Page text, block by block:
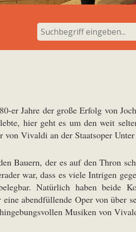
er Jahre der große Erfolg von
hier geht es um den weit
Vivaldi an der Staatsoper
Bauern, der es auf den Thron
war, dass es viele Intrigen
Natürlich haben beide
abendfüllende Oper von über
Musiken von